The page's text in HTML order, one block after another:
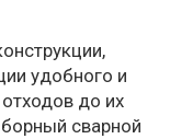
удобного и
до их
сварной